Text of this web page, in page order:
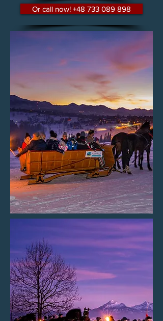
Or call now! +48 733 089 898